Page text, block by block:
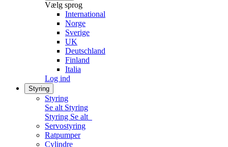
Vælg sprog
International
Norge
Sverige
UK
Deutschland
Finland
Italia
Log ind
Styring
Styring
Se alt Styring
Styring Se alt
Servostyring
Ratpumper
Cylindre